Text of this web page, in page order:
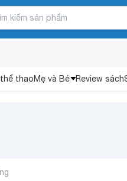
thaoMẹ và Bé Review sách